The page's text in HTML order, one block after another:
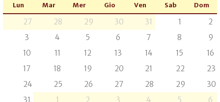
Lun Mar Mer Gio Ven Sab Dom
27 28 29 30 31 1
2
3
4 5 6 7 8
9
10
11 12 13 14 15
16
17
18 19 20 21 22
23
24
25 26 27 28 29
30
31
1 2 3 4 5 6